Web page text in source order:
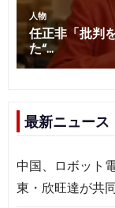
最新ニュース
中国、ロボット
東・欣旺達が共